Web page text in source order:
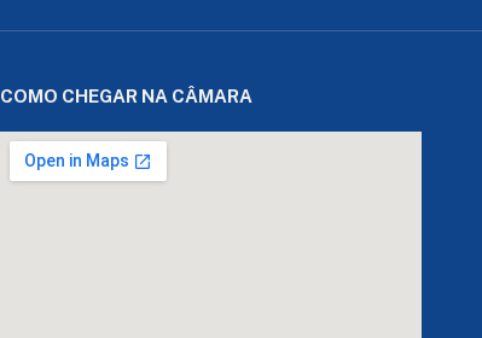
COMO CHEGAR NA CÂMARA